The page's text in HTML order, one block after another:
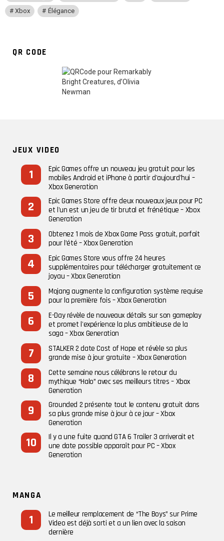
Xbox
Élégance
QR CODE
JEUX VIDEO
Epic Games offre un nouveau jeu gratuit pour les
mobiles Android et iPhone à partir d'aujourd'hui –
Xbox Generation
Epic Games Store offre deux nouveaux jeux pour PC
et l'un est un jeu de tir brutal et frénétique – Xbox
Generation
Obtenez 1 mois de Xbox Game Pass gratuit, parfait
pour l’été – Xbox Generation
Epic Games Store vous offre 24 heures
supplémentaires pour télécharger gratuitement ce
joyau – Xbox Generation
Mojang augmente la configuration système requise
pour la première fois – Xbox Generation
E-Day révèle de nouveaux détails sur son gameplay
et promet l'expérience la plus ambitieuse de la
saga – Xbox Generation
STALKER 2 date Cost of Hope et révèle sa plus
grande mise à jour gratuite – Xbox Generation
Cette semaine nous célébrons le retour du
mythique “Halo” avec ses meilleurs titres – Xbox
Generation
Grounded 2 présente tout le contenu gratuit dans
sa plus grande mise à jour à ce jour – Xbox
Generation
Il y a une fuite quand GTA 6 Trailer 3 arriverait et
une date possible apparaît pour PC – Xbox
Generation
MANGA
Le meilleur remplacement de “The Boys” sur Prime
Video est déjà sorti et a un lien avec la saison
dernière